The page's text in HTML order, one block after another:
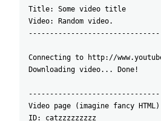
Title: Some video title
Video: Random video.
-------------------------------
Connecting to http://
Downloading video... Done!
-------------------------------
Video page (imagine fancy HTML)
ID: catzzzzzzzzz